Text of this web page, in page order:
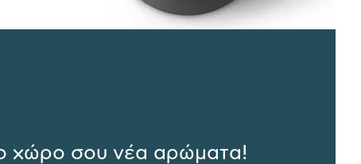
χώρο σου νέα αρώματα!